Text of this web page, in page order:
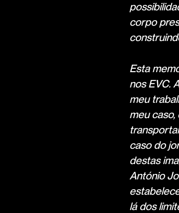
corpo
Esta
nos EVC.
meu
meu
caso do
destas
António
lá dos